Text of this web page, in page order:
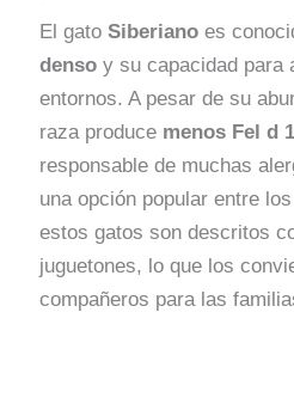
El gatoSiberiano es
denso y su capacidad para
entornos. A pesar de su
raza produce menos Fel d 1
responsable de muchas
una opción popular entre
estos gatos son descritos
juguetones, lo que los
compañeros para las